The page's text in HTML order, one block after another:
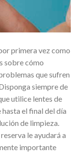
primera vez como
sobre cómo
que sufren
siempre de
utilice lentes de
el final del día
de limpieza.
le ayudará a
importante